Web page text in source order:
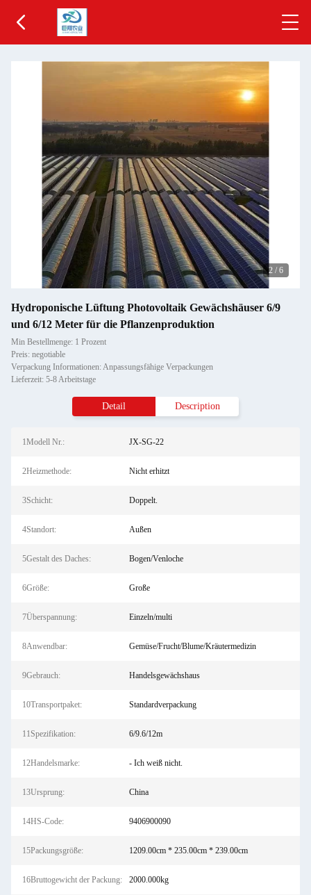
2 / 6
Hydroponische Lüftung Photovoltaik Gewächshäuser 6/9
und 6/12 Meter für die Pflanzenproduktion
Min Bestellmenge: 1 Prozent
Preis: negotiable
Verpackung Informationen: Anpassungsfähige Verpackungen
Lieferzeit: 5-8 Arbeitstage
Detail Description
1Modell Nr.: JX-SG-22
2Heizmethode: Nicht erhitzt
3Schicht: Doppelt.
4Standort: Außen
5Gestalt des Daches: Bogen/Venloche
6Größe: Große
7Überspannung: Einzeln/multi
8Anwendbar: Gemüse/Frucht/Blume/Kräutermedizin
9Gebrauch: Handelsgewächshaus
10Transportpaket: Standardverpackung
11Spezifikation: 6/9.6/12m
12Handelsmarke: - Ich weiß nicht.
13Ursprung: China
14HS-Code: 9406900090
15Packungsgröße: 1209.00cm * 235.00cm * 239.00cm
16Bruttogewicht der Packung: 2000.000kg